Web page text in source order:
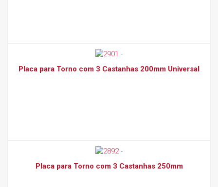
Placa para Torno com 3 Castanhas 200mm Universal
Placa para Torno com 3 Castanhas 250mm